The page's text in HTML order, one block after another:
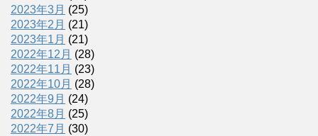
2023年3月 (25)
2023年2月 (21)
2023年1月 (21)
2022年12月 (28)
2022年11月 (23)
2022年10月 (28)
2022年9月 (24)
2022年8月 (25)
2022年7月 (30)